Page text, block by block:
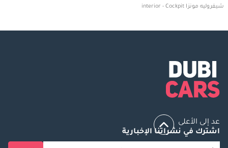
شيفروليه مونزا interior - Cockpit
عد إلى الأعلى
اشترك في نشراتنا الإخبارية